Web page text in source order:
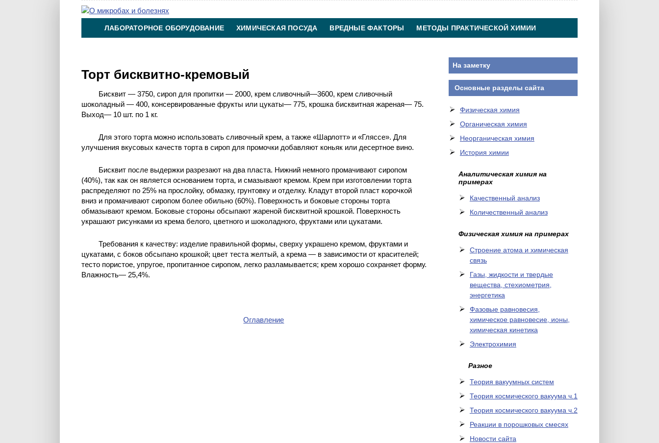
ЛАБОРАТОРНОЕ ОБОРУДОВАНИЕ ХИМИЧЕСКАЯ ПОСУДА ВРЕДНЫЕ ФАКТОРЫ МЕТОДЫ ПРАКТИЧЕСКОЙ ХИМИИ
Торт бисквитно-кремовый
Бисквит — 3750, сироп для пропитки — 2000, крем сливочный—3600, крем сливочный
шоколадный — 400, консервированные фрукты или цукаты— 775, крошка бисквитная жареная— 75.
Выход— 10 шт. по 1 кг.
Для этого торта можно использовать сливочный крем, а также «Шарлотт» и «Гляссе». Для
улучшения вкусовых качеств торта в сироп для промочки добавляют коньяк или десертное вино.
Бисквит после выдержки разрезают на два пласта. Нижний немного промачивают сиропом
(40%), так как он является основанием торта, и смазывают кремом. Крем при изготовлении торта
распределяют по 25% на прослойку, обмазку, грунтовку и отделку. Кладут второй пласт корочкой
вниз и промачивают сиропом более обильно (60%). Поверхность и боковые стороны торта
обмазывают кремом. Боковые стороны обсыпают жареной бисквитной крошкой. Поверхность
украшают рисунками из крема белого, цветного и шоколадного, фруктами или цукатами.
Требования к качеству: изделие правильной формы, сверху украшено кремом, фруктами и
цукатами, с боков обсыпано крошкой; цвет теста желтый, а крема — в зависимости от красителей;
тесто пористое, упругое, пропитанное сиропом, легко разламывается; крем хорошо сохраняет форму.
Влажность— 25,4%.
Оглавление
На заметку
Основные разделы сайта
Физическая химия
Органическая химия
Неорганическая химия
История химии
Аналитическая химия на
примерах
Качественный анализ
Количественный анализ
Физическая химия на примерах
Cтроение атома и химическая
связь
Газы, жидкости и твердые
вещества, стехиометрия,
энергетика
Фазовые равновесия,
химическое равновесие, ионы,
химическая кинетика
Электрохимия
Разное
Теория вакуумных систем
Теория космического вакуума ч.1
Теория космического вакуума ч.2
Реакции в порошковых смесях
Новости сайта